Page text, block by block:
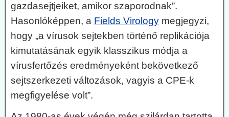
gazdasejtjeiket, amikor szaporodnak”.
Hasonlóképpen, a Fields Virology megjegyzi,
hogy „a vírusok sejtekben történő replikációja
kimutatásának egyik klasszikus módja a
vírusfertőzés eredményeként bekövetkező
sejtszerkezeti változások, vagyis a CPE-k
megfigyelése volt”.